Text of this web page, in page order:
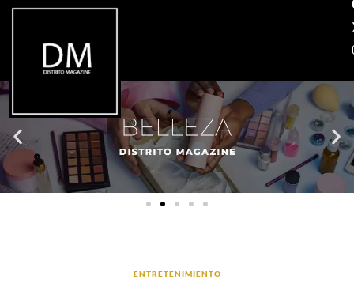
ENTRETENIMIENTO